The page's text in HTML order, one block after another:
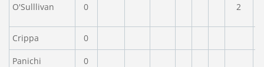
O'Sulllivan 0 2
Crippa 0
Panichi 0